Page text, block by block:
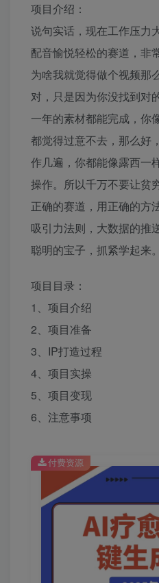
项目介绍：
说句实话，现在工作压力
配音愉悦轻松的赛道，非
为啥我就觉得做个视频那
对，只是因为你没找到对
一年的素材都能完成，你
都觉得过意不去，那么好
作几遍，你都能像露西一
操作。所以千万不要让贫
正确的赛道，用正确的方
吸引力法则，大数据的推
聪明的宝子，抓紧学起来
项目目录：
1、项目介绍
2、项目准备
3、IP打造过程
4、项目实操
5、项目变现
6、注意事项
付费资源